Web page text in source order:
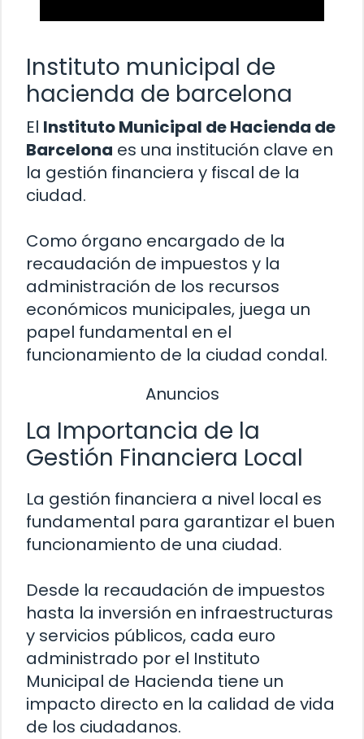
Instituto municipal de
hacienda de barcelona
El Instituto Municipal de Hacienda de
Barcelona es una institución clave en
la gestión financiera y fiscal de la
ciudad.
Como órgano encargado de la
recaudación de impuestos y la
administración de los recursos
económicos municipales, juega un
papel fundamental en el
funcionamiento de la ciudad condal.
Anuncios
La Importancia de la
Gestión Financiera Local
La gestión financiera a nivel local es
fundamental para garantizar el buen
funcionamiento de una ciudad.
Desde la recaudación de impuestos
hasta la inversión en infraestructuras
y servicios públicos, cada euro
administrado por el Instituto
Municipal de Hacienda tiene un
impacto directo en la calidad de vida
de los ciudadanos.